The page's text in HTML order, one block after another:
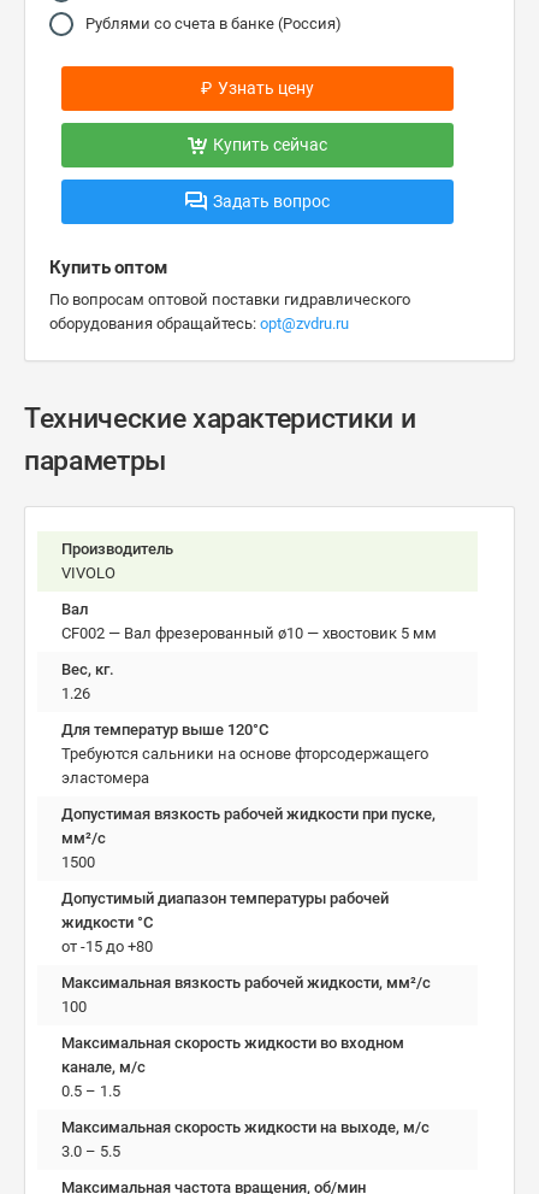
Рублями со счета в банке (Россия)
₽ Узнать цену
Купить сейчас
Задать вопрос
Купить оптом
По вопросам оптовой поставки гидравлического
оборудования обращайтесь: opt@zvdru.ru
Технические характеристики и
параметры
Производитель
VIVOLO
Вал
CF002 — Вал фрезерованный ø10 — хвостовик 5 мм
Вес, кг.
1.26
Для температур выше 120°C
Требуются сальники на основе фторсодержащего
эластомера
Допустимая вязкость рабочей жидкости при пуске,
мм²/c
1500
Допустимый диапазон температуры рабочей
жидкости °C
от -15 до +80
Максимальная вязкость рабочей жидкости, мм²/c
100
Максимальная скорость жидкости во входном
канале, м/с
0.5 – 1.5
Максимальная скорость жидкости на выходе, м/с
3.0 – 5.5
Максимальная частота вращения, об/мин